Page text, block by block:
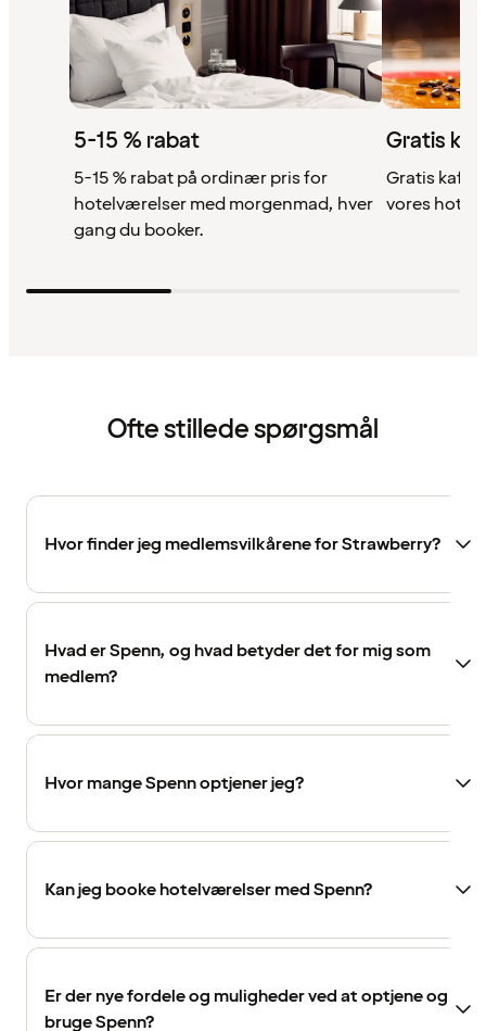
5-15 % rabat
5-15 % rabat på ordinær pris for
hotelværelser med morgenmad, hver
gang du booker.
Gratis
Gratis
vores
Ofte stillede spørgsmål
Hvor finder jeg medlemsvilkårene for Strawberry?
Hvad er Spenn, og hvad betyder det for mig som
medlem?
Hvor mange Spenn optjener jeg?
Kan jeg booke hotelværelser med Spenn?
Er der nye fordele og muligheder ved at optjene og
bruge Spenn?